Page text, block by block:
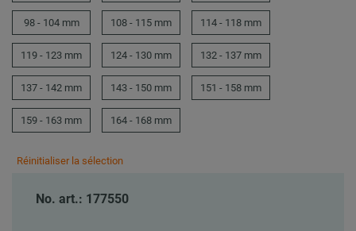
98 - 104 mm 108 - 115 mm 114 - 118 mm
119 - 123 mm 124 - 130 mm 132 - 137 mm
137 - 142 mm 143 - 150 mm 151 - 158 mm
159 - 163 mm 164 - 168 mm
Réinitialiser la sélection
No. art.: 177550